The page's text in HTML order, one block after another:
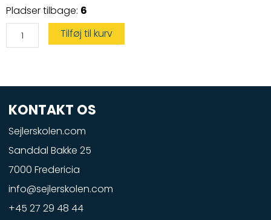
Pladser tilbage: 6
Speedbådskørekort
antal
Tilføj til kurv
KONTAKT OS
Sejlerskolen.com
Sanddal Bakke 25
7000 Fredericia
info@sejlerskolen.com
+45 27 29 48 44